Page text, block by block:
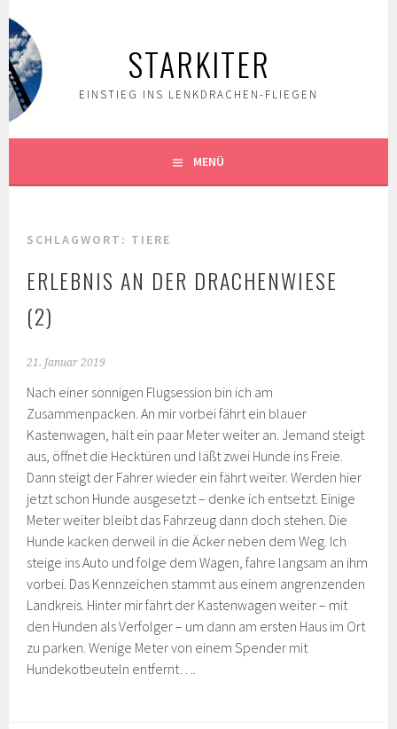
zum
Inhalt
STARKITER
EINSTIEG INS LENKDRACHEN-FLIEGEN
MENÜ
SCHLAGWORT: TIERE
ERLEBNIS AN DER DRACHENWIESE
(2)
21. Januar 2019
Nach einer sonnigen Flugsession bin ich am
Zusammenpacken. An mir vorbei fährt ein blauer
Kastenwagen, hält ein paar Meter weiter an. Jemand steigt
aus, öffnet die Hecktüren und läßt zwei Hunde ins Freie.
Dann steigt der Fahrer wieder ein fährt weiter. Werden hier
jetzt schon Hunde ausgesetzt – denke ich entsetzt. Einige
Meter weiter bleibt das Fahrzeug dann doch stehen. Die
Hunde kacken derweil in die Äcker neben dem Weg. Ich
steige ins Auto und folge dem Wagen, fahre langsam an ihm
vorbei. Das Kennzeichen stammt aus einem angrenzenden
Landkreis. Hinter mir fährt der Kastenwagen weiter – mit
den Hunden als Verfolger – um dann am ersten Haus im Ort
zu parken. Wenige Meter von einem Spender mit
Hundekotbeuteln entfernt….